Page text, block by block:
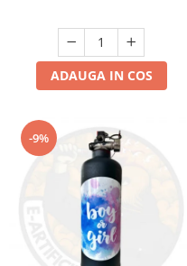
ADAUGA IN COS
-9%